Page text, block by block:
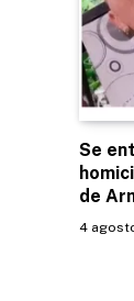
Se
de
4